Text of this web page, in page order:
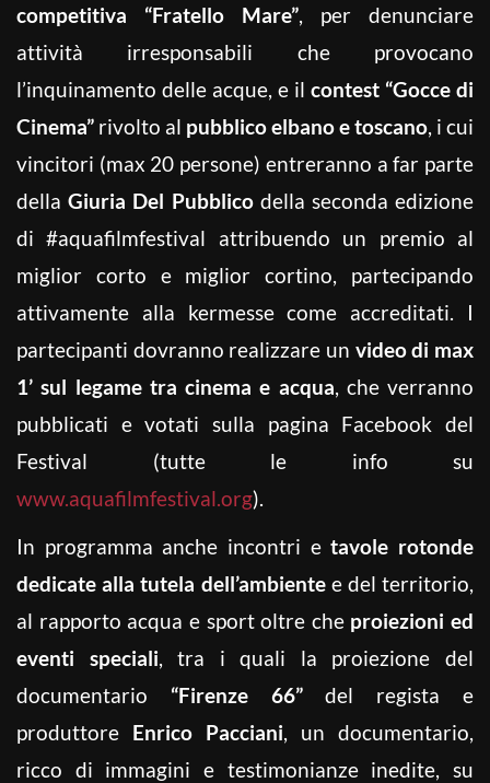
competitiva
“Fratello Mare”, per denunciare
attività irresponsabili che provocano
l’inquinamento delle acque, e il contest “Gocce di
Cinema” rivolto al pubblico elbano e toscano, i cui
vincitori (max 20 persone) entreranno a far parte
dellaGiuria Del Pubblicodella seconda edizione
di #aquafilmfestival attribuendo un premio al
miglior corto e miglior cortino, partecipando
attivamente alla kermesse come accreditati. I
partecipanti dovranno realizzare un video di max
1’ sul legame tra cinema e acqua, che verranno
pubblicati e votati sulla pagina Facebook del
Festival (tutte le info su
www.aquafilmfestival.org).
In programma anche incontri etavole rotonde
dedicate alla tutela dell’ambientee del territorio,
al rapporto acqua e sport oltre che proiezioni ed
eventi speciali, tra i quali la proiezione del
documentario “Firenze 66”del regista e
produttore Enrico Pacciani, un documentario,
ricco di immagini e testimonianze inedite, su